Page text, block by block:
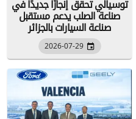
توسيالي تحقق إنجازًا جديدًا في
صناعة الصلب يدعم مستقبل
صناعة السيارات بالجزائر
2026-07-29